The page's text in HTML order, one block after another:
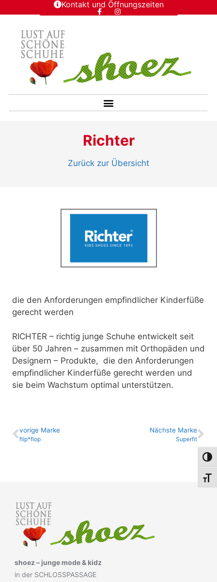
Kontakt und Öffnungszeiten
Richter
Zurück zur Übersicht
die den Anforderungen empfindlicher Kinderfüße
gerecht werden
RICHTER – richtig junge Schuhe entwickelt seit
über 50 Jahren – zusammen mit Orthopäden und
Designern – Produkte, die den Anforderungen
empfindlicher Kinderfüße gerecht werden und
sie beim Wachstum optimal unterstützen.
vo­ri­ge Marke
flip*flop
Nächste Marke
Superfit
shoez – junge mode & kidz
in der SCHLOSSPASSAGE